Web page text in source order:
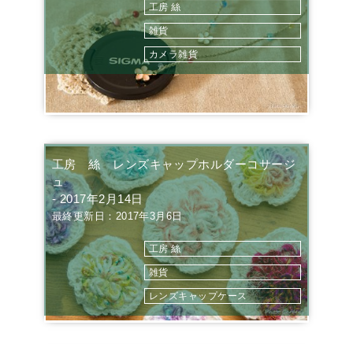
工房 絲
雑貨
カメラ雑貨
工房 絲 レンズキャップホルダーコサージ
ュ
- 2017年2月14日
最終更新日：2017年3月6日
工房 絲
雑貨
レンズキャップケース